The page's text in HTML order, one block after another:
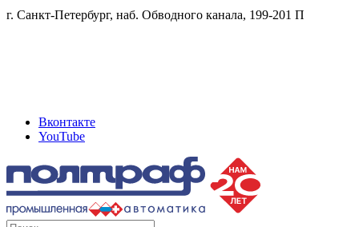
г. Санкт-Петербург, наб. Обводного канала, 199-201 П
Вконтакте
YouTube